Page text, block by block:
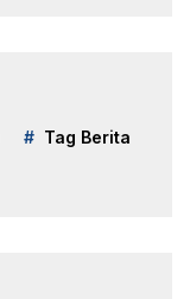
Tag Berita